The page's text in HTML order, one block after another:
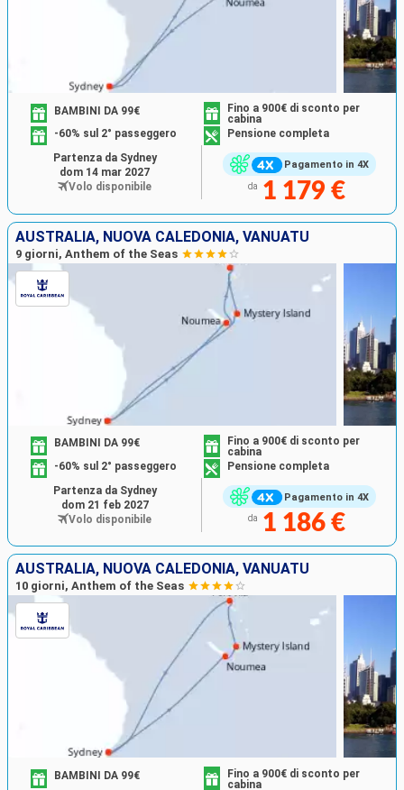
Pagamento in 4X
BAMBINI DA 99€
Fino a 900€ di sconto per
cabina
-60% sul 2° passeggero
Pensione completa
da 1 179 €
Partenza da Sydney
dom 14 mar 2027
Volo disponibile
AUSTRALIA, NUOVA CALEDONIA, VANUATU
9 giorni, Anthem of the Seas
Pagamento in 4X
BAMBINI DA 99€
Fino a 900€ di sconto per
cabina
-60% sul 2° passeggero
Pensione completa
da 1 186 €
Partenza da Sydney
dom 21 feb 2027
Volo disponibile
AUSTRALIA, NUOVA CALEDONIA, VANUATU
10 giorni, Anthem of the Seas
BAMBINI DA 99€
Fino a 900€ di sconto per
cabina